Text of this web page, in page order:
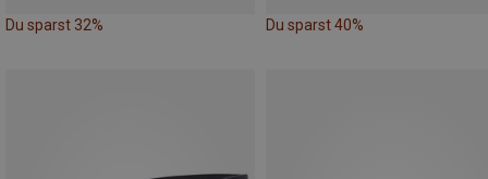
Du sparst 32% Du sparst 40%